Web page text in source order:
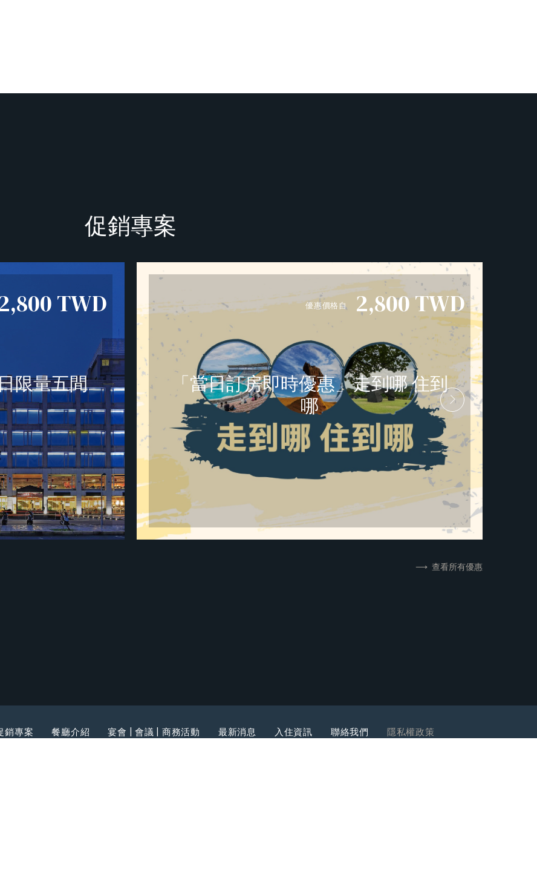
促銷專案
TWD
限量五間
優惠價格自 2,800TWD
「當日訂房即時優惠」走到哪 住到
哪
立即預訂 更多資訊
查看所有優惠
銷專案 餐廳介紹 宴會 | 會議 | 商務活動 最新消息 入住資訊 聯絡我們 隱私權政策